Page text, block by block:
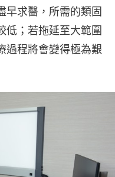
早求醫，所需的類固
低；若拖延至大範圍
過程將會變得極為艱